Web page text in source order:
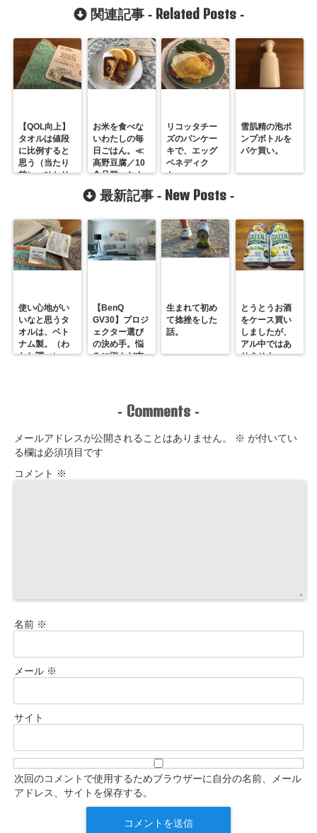
関連記事 - Related Posts-
【QOL向上】
タオルは値段
に比例すると
思う（当たり
前）、ひとり
お米を食べな
いわたしの毎
日ごはん。≪
高野豆腐／10
食品群≫なん
ちゃって糖質
制限
リコッタチー
ズのパンケー
キで、エッグ
ベネディク
ト。
雪肌精の泡ポ
ンプボトルを
パケ買い。
最新記事 - New Posts -
使い心地がい
いなと思うタ
オルは、ベト
ナム製。（わ
たし調べ）
【BenQ
GV30】プロジ
ェクター選び
の決め手。悩
みに悩んだ末
生まれて初め
て捻挫をした
話。
とうとうお酒
をケース買い
しましたが、
アル中ではあ
りません。
- Comments -
メールアドレスが公開されることはありません。 ※ が付いてい
る欄は必須項目です
コメント ※
名前 ※
メール ※
サイト
次回のコメントで使用するためブラウザーに自分の名前、メール
アドレス、サイトを保存する。